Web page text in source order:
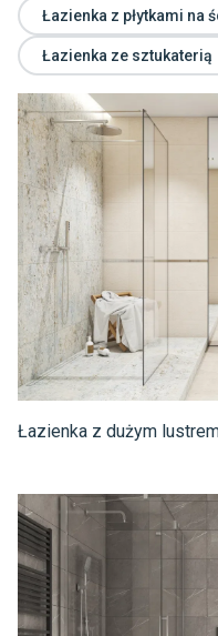
Łazienka z płytkami na
Łazienka ze sztukaterią
Łazienka z dużym